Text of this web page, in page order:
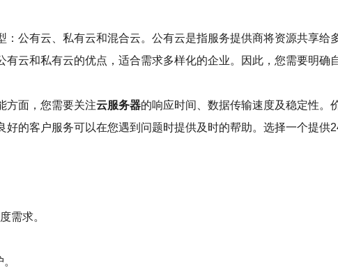
：公有云、私有云和混合云。公有云是指服务提供商将资源共享给
云和私有云的优点，适合需求多样化的企业。因此，您需要明确
方面，您需要关注云服务器的响应时间、数据传输速度及稳定性。
的客户服务可以在您遇到问题时提供及时的帮助。选择一个提供
需求。